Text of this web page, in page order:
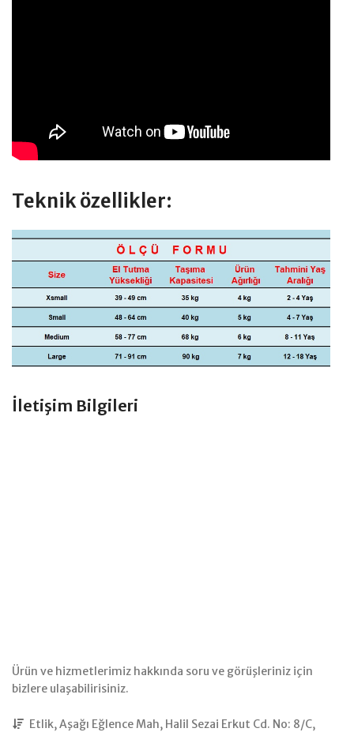
Teknik özellikler:
İletişim Bilgileri
Ürün ve hizmetlerimiz hakkında soru ve görüşleriniz için
bizlere ulaşabilirisiniz.
Etlik, Aşağı Eğlence Mah, Halil Sezai Erkut Cd. No: 8/C,